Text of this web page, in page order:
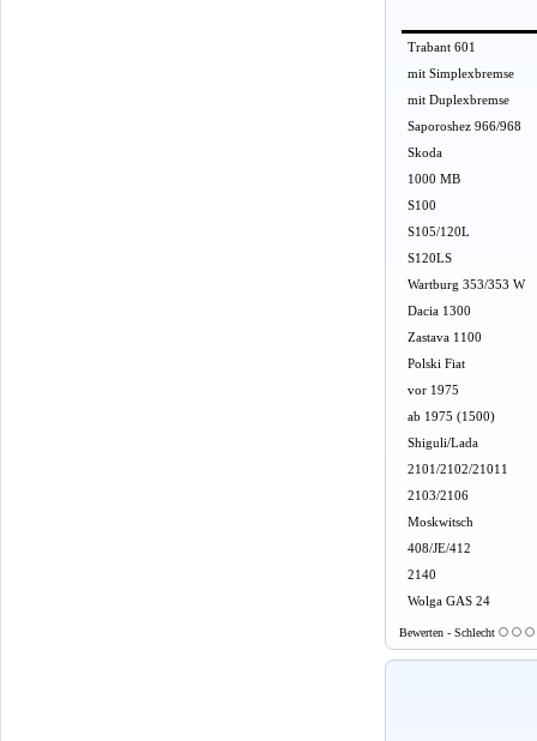
Trabant 601
mit Simplexbremse
mit Duplexbremse
Saporoshez 966/968
Skoda
1000 MB
S100
S105/120L
S120LS
Wartburg 353/353 W
Dacia 1300
Zastava 1100
Polski Fiat
vor 1975
ab 1975 (1500)
Shiguli/Lada
2101/2102/21011
2103/2106
Moskwitsch
408/JE/412
2140
Wolga GAS 24
Bewerten - Schlecht